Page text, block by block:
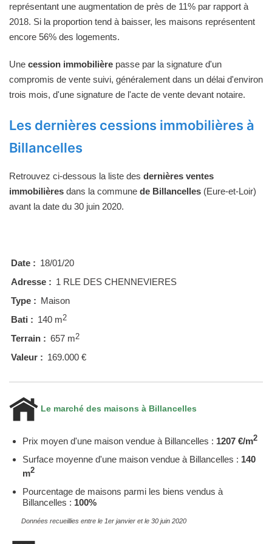
représentant une augmentation de près de 11% par rapport à
2018. Si la proportion tend à baisser, les maisons représentent
encore 56% des logements.
Une cession immobilière passe par la signature d'un
compromis de vente suivi, généralement dans un délai d'environ
trois mois, d'une signature de l'acte de vente devant notaire.
Les dernières cessions immobilières à
Billancelles
Retrouvez ci-dessous la liste des dernières ventes
immobilières dans la commune de Billancelles (Eure-et-Loir)
avant la date du 30 juin 2020.
Date : 18/01/20
Adresse : 1 RLE DES CHENNEVIERES
Type : Maison
Bati : 140 m2
Terrain : 657 m2
Valeur : 169.000 €
Le marché des maisons à Billancelles
Prix moyen d'une maison vendue à Billancelles : 1207 €/m2
Surface moyenne d'une maison vendue à Billancelles : 140
m2
Pourcentage de maisons parmi les biens vendus à
Billancelles : 100%
Données recueillies entre le 1er janvier et le 30 juin 2020